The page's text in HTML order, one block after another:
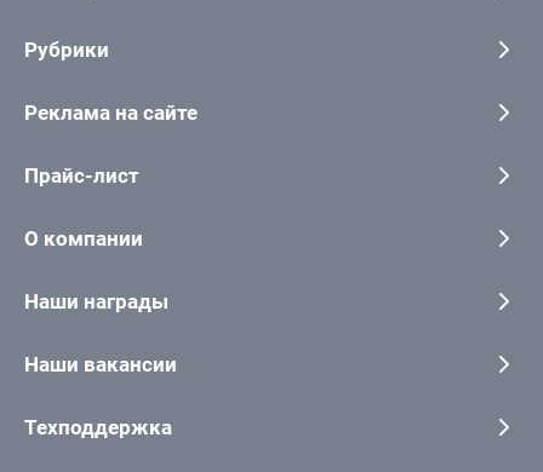
Рубрики
Реклама на сайте
Прайс-лист
О компании
Наши награды
Наши вакансии
Техподдержка